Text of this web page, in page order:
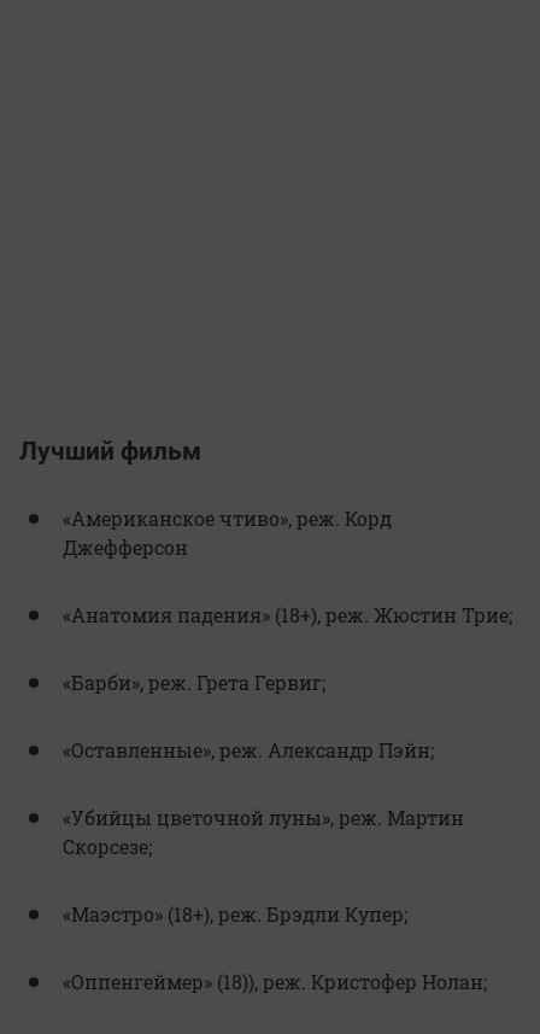
Лучший фильм
«Американское чтиво», реж. Корд
Джефферсон
«Анатомия падения» (18+), реж. Жюстин Трие;
«Барби», реж. Грета Гервиг;
«Оставленные», реж. Александр Пэйн;
«Убийцы цветочной луны», реж. Мартин
Скорсезе;
«Маэстро» (18+), реж. Брэдли Купер;
«Оппенгеймер» (18)), реж. Кристофер Нолан;